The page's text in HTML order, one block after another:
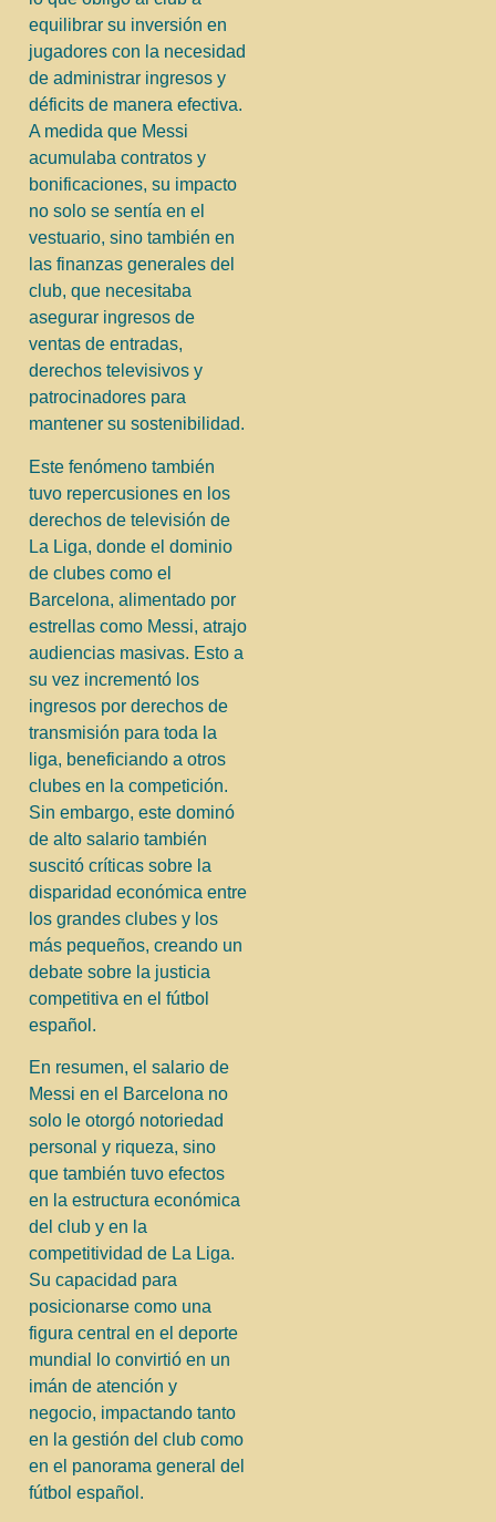
equilibrar su inversión en
jugadores con la necesidad
de administrar ingresos y
déficits de manera efectiva.
A medida que Messi
acumulaba contratos y
bonificaciones, su impacto
no solo se sentía en el
vestuario, sino también en
las finanzas generales del
club, que necesitaba
asegurar ingresos de
ventas de entradas,
derechos televisivos y
patrocinadores para
mantener su sostenibilidad.
Este fenómeno también
tuvo repercusiones en los
derechos de televisión de
La Liga, donde el dominio
de clubes como el
Barcelona, alimentado por
estrellas como Messi, atrajo
audiencias masivas. Esto a
su vez incrementó los
ingresos por derechos de
transmisión para toda la
liga, beneficiando a otros
clubes en la competición.
Sin embargo, este dominó
de alto salario también
suscitó críticas sobre la
disparidad económica entre
los grandes clubes y los
más pequeños, creando un
debate sobre la justicia
competitiva en el fútbol
español.
En resumen, el salario de
Messi en el Barcelona no
solo le otorgó notoriedad
personal y riqueza, sino
que también tuvo efectos
en la estructura económica
del club y en la
competitividad de La Liga.
Su capacidad para
posicionarse como una
figura central en el deporte
mundial lo convirtió en un
imán de atención y
negocio, impactando tanto
en la gestión del club como
en el panorama general del
fútbol español.